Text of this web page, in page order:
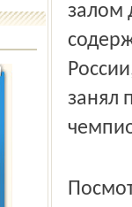
залом
занял